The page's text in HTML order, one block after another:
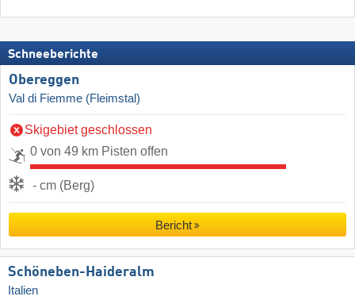
Schneeberichte
Obereggen
Val di Fiemme (Fleimstal)
Skigebiet geschlossen
0 von 49 km Pisten offen
- cm (Berg)
Bericht
Schöneben-Haideralm
Italien